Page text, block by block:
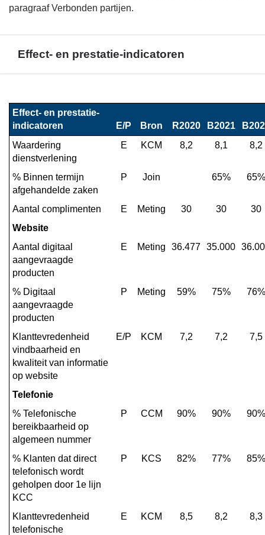
paragraaf Verbonden partijen.
Effect- en prestatie-indicatoren
naar
navigatie
Programma
Bestuur
Effect-
prestatie-
indicatoren
Effect- en prestatie-
indicatoren
E/P Bron R2020 B2021
Waardering
dienstverlening
E KCM 8,2 8,1 8,2
% Binnen termijn
afgehandelde zaken
P Join 65% 65%
Aantal complimenten E Meting 30 30
30
Website
Aantal digitaal
aangevraagde
producten
E Meting 36.477 35.000
% Digitaal
aangevraagde
producten
P Meting 59% 75% 76%
Klanttevredenheid
vindbaarheid en
kwaliteit van informatie
op website
E/P KCM 7,2 7,2 7,5
Telefonie
% Telefonische
bereikbaarheid op
algemeen nummer
P CCM 90% 90% 90%
% Klanten dat direct
telefonisch wordt
geholpen door 1e lijn
KCC
P KCS 82% 77% 85%
Klanttevredenheid
telefonische
E KCM 8,5 8,2 8,3